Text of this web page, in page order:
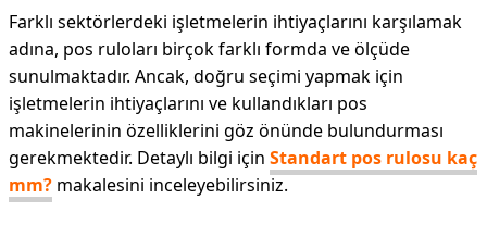
Farklı sektörlerdeki işletmelerin ihtiyaçlarını karşılamak
adına, pos ruloları birçok farklı formda ve ölçüde
sunulmaktadır. Ancak, doğru seçimi yapmak için
işletmelerin ihtiyaçlarını ve kullandıkları pos
makinelerinin özelliklerini göz önünde bulundurması
gerekmektedir. Detaylı bilgi için Standart pos rulosu kaç
mm? makalesini inceleyebilirsiniz.